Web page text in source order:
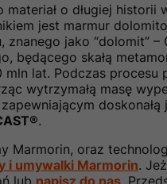
materiał o długiej
jest marmur
znanego jako “dolomit”
będącego skałą
lat. Podczas
wytrzymałą masę
.
Marmorin, oraz
i umywalki Marmorin.
lub napisz do nas.